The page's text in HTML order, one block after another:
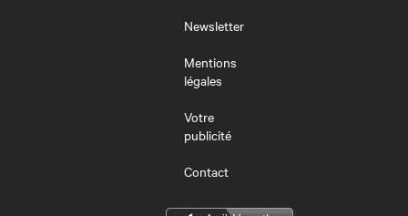
Newsletter
Mentions
légales
Votre
publicité
Contact